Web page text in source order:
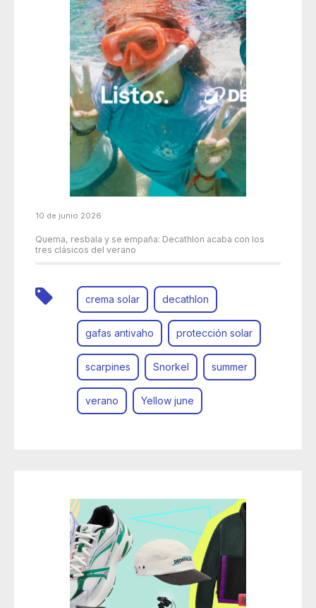
10 de junio 2026
Quema, resbala y se empaña: Decathlon acaba con los
tres clásicos del verano
crema solar decathlon
gafas antivaho protección solar
scarpines Snorkel summer
verano Yellow june